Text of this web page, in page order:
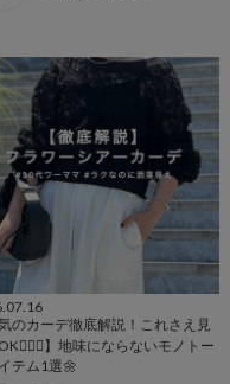
気のカーデ徹底解説！これさえ見
】地味にならないモノトー
テム1選🌼